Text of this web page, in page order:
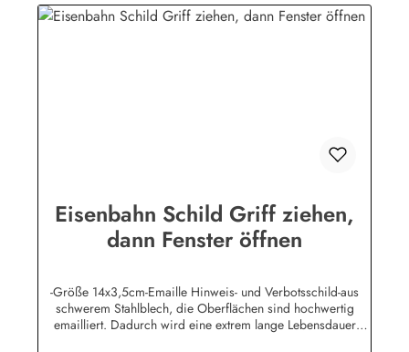
Eisenbahn Schild Griff ziehen,
dann Fenster öffnen
-Größe 14x3,5cm-Emaille Hinweis- und Verbotsschild-aus
schwerem Stahlblech, die Oberflächen sind hochwertig
emailliert. Dadurch wird eine extrem lange Lebensdauer